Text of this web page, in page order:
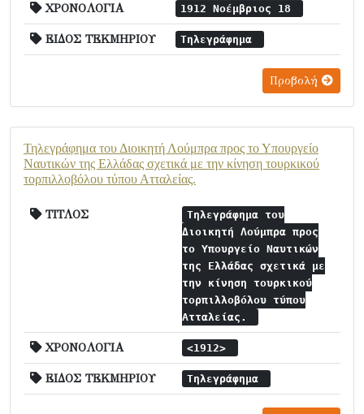
ΧΡΟΝΟΛΟΓΙΑ 1912 Νοέμβριος 18
ΕΙΔΟΣ ΤΕΚΜΗΡΙΟΥ Τηλεγράφημα
Προβολή
Τηλεγράφημα του Διοικητή Λούμπρα προς το Υπουργείο
Ναυτικών της Ελλάδας σχετικά με την κίνηση τουρκικού
τορπιλλοβόλου τύπου Ατταλείας.
ΤΙΤΛΟΣ
Τηλεγράφημα του
Διοικητή Λούμπρα προς
το Υπουργείο Ναυτικών
της Ελλάδας σχετικά με
την κίνηση τουρκικού
τορπιλλοβόλου τύπου
Ατταλείας.
ΧΡΟΝΟΛΟΓΙΑ <1912>
ΕΙΔΟΣ ΤΕΚΜΗΡΙΟΥ Τηλεγράφημα